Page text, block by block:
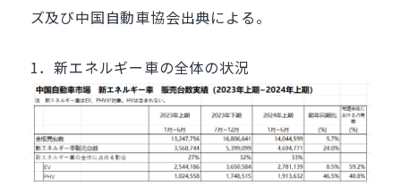
ズ及び中国自動車協会出典による。
1．新エネルギー車の全体の状況